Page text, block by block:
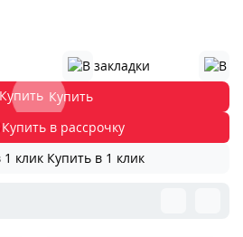
Купить
Купить в рассрочку
Купить в 1 клик